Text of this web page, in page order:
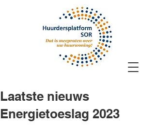
Laatste nieuws
Energietoeslag 2023